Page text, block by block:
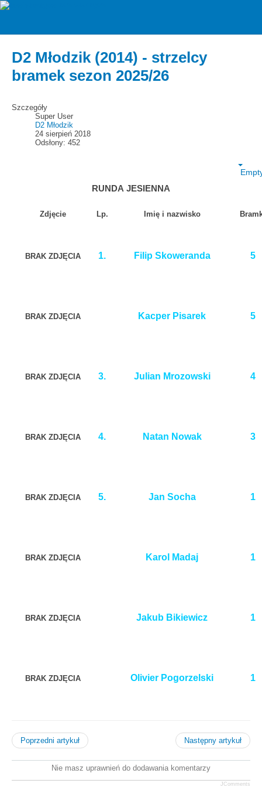
D2 Młodzik (2014) - strzelcy
bramek sezon 2025/26
Szczegóły
Super User
D2 Młodzik
24 sierpień 2018
Odsłony: 452
RUNDA JESIENNA
Zdjęcie Lp. Imię i nazwisko
BRAK ZDJĘCIA 1. Filip Skoweranda 5
BRAK ZDJĘCIA Kacper Pisarek 5
BRAK ZDJĘCIA 3. Julian Mrozowski 4
BRAK ZDJĘCIA 4. Natan Nowak 3
BRAK ZDJĘCIA 5. Jan Socha 1
BRAK ZDJĘCIA Karol Madaj 1
BRAK ZDJĘCIA Jakub Bikiewicz 1
BRAK ZDJĘCIA Olivier Pogorzelski 1
Poprzedni artykuł Następny artykuł
Nie masz uprawnień do dodawania komentarzy
JComments